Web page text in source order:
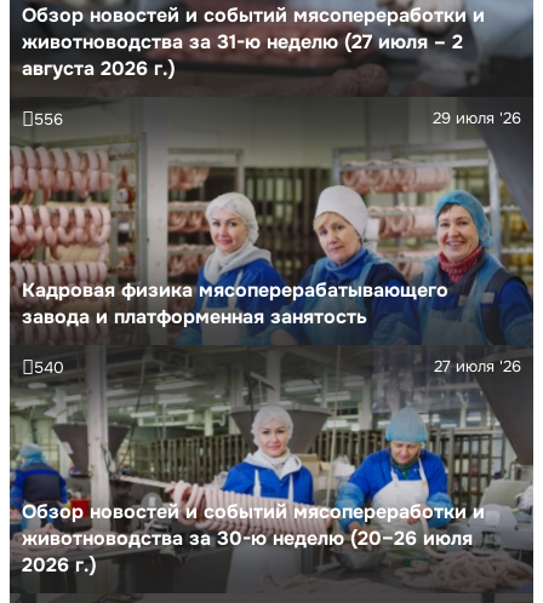
Обзор новостей и событий мясопереработки и
животноводства за 31-ю неделю (27 июля – 2
августа 2026 г.)
Кадровая физика мясоперерабатывающего
завода и платформенная занятость
29 июля '26
556
Обзор новостей и событий мясопереработки и
животноводства за 30-ю неделю (20–26 июля
2026 г.)
27 июля '26
540